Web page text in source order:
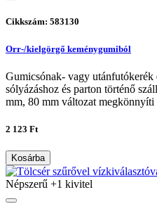
Cikkszám: 583130
Orr-/kielgörgő keménygumiból
Gumicsónak- vagy utánfutókerék
sólyázáshoz és parton történő
mm, 80 mm változat
2 123 Ft
Kosárba
Népszerű +1 kivitel